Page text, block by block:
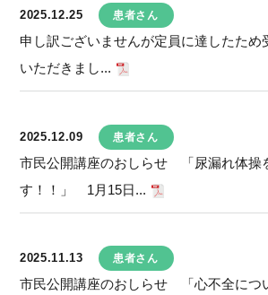
2025.12.25 患者さん
申し訳ございませんが定員に達したため
いただきまし...
2025.12.09 患者さん
市民公開講座のおしらせ 「尿漏れ体操
す！！」 1月15日...
2025.11.13 患者さん
市民公開講座のおしらせ 「心不全に